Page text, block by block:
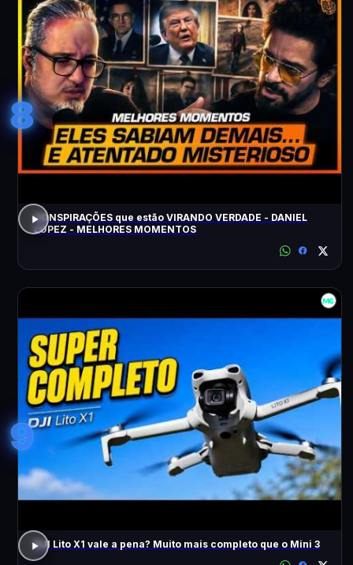
8
CONSPIRAÇÕES que estão VIRANDO VERDADE - DANIEL
LOPEZ - MELHORES MOMENTOS
9
DJI Lito X1 vale a pena? Muito mais completo que o Mini 3